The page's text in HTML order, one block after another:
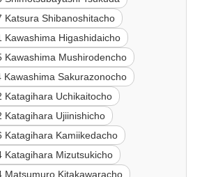
Katsura Shibanoshitacho
Kawashima Higashidaicho
Kawashima Mushirodencho
Kawashima Sakurazonocho
Katagihara Uchikaitocho
Katagihara Ujiinishicho
Katagihara Kamiikedacho
Katagihara Mizutsukicho
Matsumuro Kitakawaracho